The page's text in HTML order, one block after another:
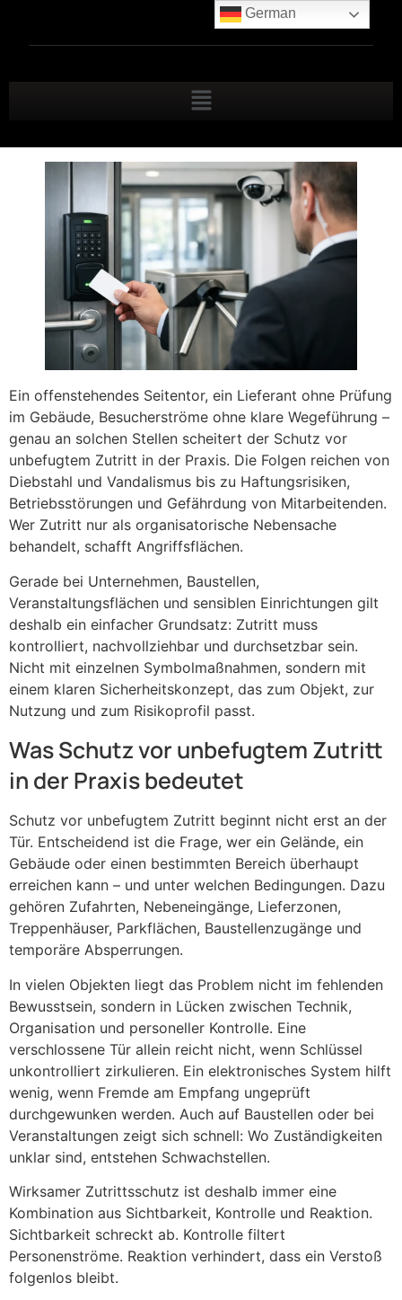
Ein offenstehendes Seitentor, ein Lieferant ohne Prüfung
im Gebäude, Besucherströme ohne klare Wegeführung –
genau an solchen Stellen scheitert der Schutz vor
unbefugtem Zutritt in der Praxis. Die Folgen reichen von
Diebstahl und Vandalismus bis zu Haftungsrisiken,
Betriebsstörungen und Gefährdung von Mitarbeitenden.
Wer Zutritt nur als organisatorische Nebensache
behandelt, schafft Angriffsflächen.
Gerade bei Unternehmen, Baustellen,
Veranstaltungsflächen und sensiblen Einrichtungen gilt
deshalb ein einfacher Grundsatz: Zutritt muss
kontrolliert, nachvollziehbar und durchsetzbar sein.
Nicht mit einzelnen Symbolmaßnahmen, sondern mit
einem klaren Sicherheitskonzept, das zum Objekt, zur
Nutzung und zum Risikoprofil passt.
Was Schutz vor unbefugtem Zutritt
in der Praxis bedeutet
Schutz vor unbefugtem Zutritt beginnt nicht erst an der
Tür. Entscheidend ist die Frage, wer ein Gelände, ein
Gebäude oder einen bestimmten Bereich überhaupt
erreichen kann – und unter welchen Bedingungen. Dazu
gehören Zufahrten, Nebeneingänge, Lieferzonen,
Treppenhäuser, Parkflächen, Baustellenzugänge und
temporäre Absperrungen.
In vielen Objekten liegt das Problem nicht im fehlenden
Bewusstsein, sondern in Lücken zwischen Technik,
Organisation und personeller Kontrolle. Eine
verschlossene Tür allein reicht nicht, wenn Schlüssel
unkontrolliert zirkulieren. Ein elektronisches System hilft
wenig, wenn Fremde am Empfang ungeprüft
durchgewunken werden. Auch auf Baustellen oder bei
Veranstaltungen zeigt sich schnell: Wo Zuständigkeiten
unklar sind, entstehen Schwachstellen.
Wirksamer Zutrittsschutz ist deshalb immer eine
Kombination aus Sichtbarkeit, Kontrolle und Reaktion.
Sichtbarkeit schreckt ab. Kontrolle filtert
Personenströme. Reaktion verhindert, dass ein Verstoß
folgenlos bleibt.
German